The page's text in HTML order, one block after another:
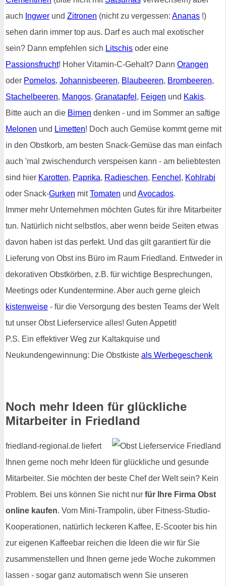
auch Ingwer und Zitronen (nicht zu vergessen: Ananas !)
sehen darin immer top aus. Darf es auch mal exotischer
sein? Dann empfehlen sich Litschis oder eine
Passionsfrucht! Hoher Vitamin-C-Gehalt? Dann Orangen
oder Pomelos, Johannisbeeren, Blaubeeren, Brombeeren,
Stachelbeeren, Mangos, Granatapfel , Feigen und Kakis.
Bitte auch an die Birnen denken - und im Sommer an saftige
Melonen und Limetten! Doch auch Gemüse kommt gerne mit
in den Obstkorb, am besten Snack-Gemüse das man einfach
auch 'mal zwischendurch verspeisen kann - am beliebtesten
sind hier Karotten, Paprika, Radieschen, Fenchel , Kohlrabi
oder Snack-Gurken mitTomaten und Avocados.
Immer mehr Unternehmen möchten Gutes für ihre Mitarbeiter
tun. Natürlich nicht selbstlos, aber wenn beide Seiten etwas
davon haben ist das perfekt. Und das gilt garantiert für die
Lieferung von Obst ins Büro im Raum Friedland. Entweder in
dekorativen Obstkörben, z.B. für wichtige Besprechungen,
Meetings oder Kundentermine. Aber auch gerne gleich
kistenweise - für die Versorgung des besten Teams der Welt
tut unser Obst Lieferservice alles! Guten Appetit!
P.S. Ein effektiver Weg zur Kaltakquise und
Neukundengewinnung: Die Obstkiste als Werbegeschenk
Noch mehr Ideen für glückliche
Mitarbeiter in Friedland
friedland-regional.de liefert
Ihnen gerne noch mehr Ideen für glückliche und gesunde
Mitarbeiter. Sie möchten der beste Chef der Welt sein? Kein
Problem. Bei uns können Sie nicht nur für Ihre Firma Obst
online kaufen. Vom Mini-Trampolin, über Fitness-Studio-
Kooperationen, natürlich leckeren Kaffee, E-Scooter bis hin
zur eigenen Kaffeebar reichen die Ideen die wir für Sie
zusammenstellen und Ihnen gerne jede Woche zukommen
lassen - sogar ganz automatisch wenn Sie unseren